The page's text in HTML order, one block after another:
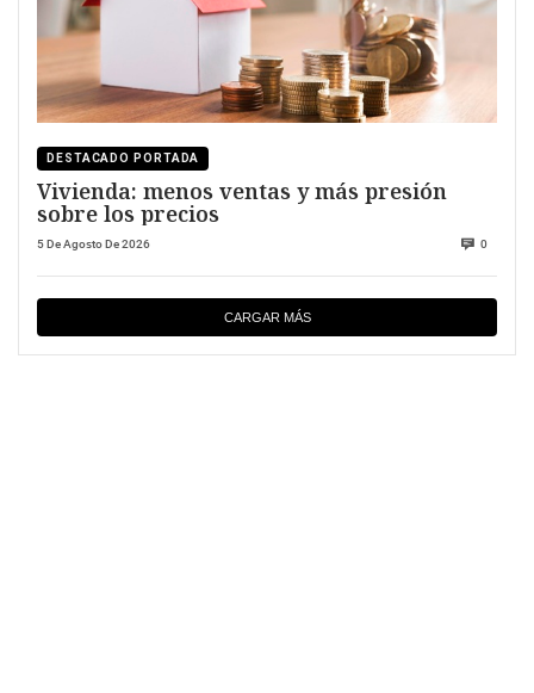
DESTACADO PORTADA
Vivienda: menos ventas y más presión
sobre los precios
5 De Agosto De 2026 0
CARGAR MÁS